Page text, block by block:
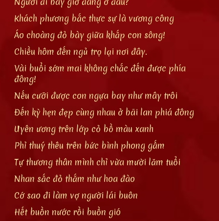
Khách phương bắc thực sự là vương công
Áo choàng đỏ bày giữa khắp con sông!
Chiều hôm đến ngủ trọ lại nơi đây.
Vài buổi sớm mai không chắc đến được phía
đông!
Nếu cưỡi được con ngựa bay như mây trôi
Đến kỳ hẹn đẹp cùng nhau ở bãi lan phiá đông
Uyên ương trên lớp cỏ bồ màu xanh
Phỉ thuý thêu trên bức bình phong gấm
Tự thương thân mình chỉ vừa mười lăm tuổi
Nhan sắc đỏ thắm như hoa đào
Cớ sao đi làm vợ người lái buôn
Hết buồn nước rồi buồn gió